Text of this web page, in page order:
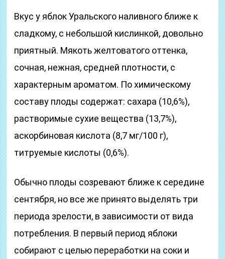
Вкус у яблок Уральского наливного ближе к
сладкому, с небольшой кислинкой, довольно
приятный. Мякоть желтоватого оттенка,
сочная, нежная, средней плотности, с
характерным ароматом. По химическому
составу плоды содержат: сахара (10,6%),
растворимые сухие вещества (13,7%),
аскорбиновая кислота (8,7 мг/100 г),
титруемые кислоты (0,6%).
Обычно плоды созревают ближе к середине
сентября, но все же принято выделять три
периода зрелости, в зависимости от вида
потребления. В первый период яблоки
собирают с целью переработки на соки и